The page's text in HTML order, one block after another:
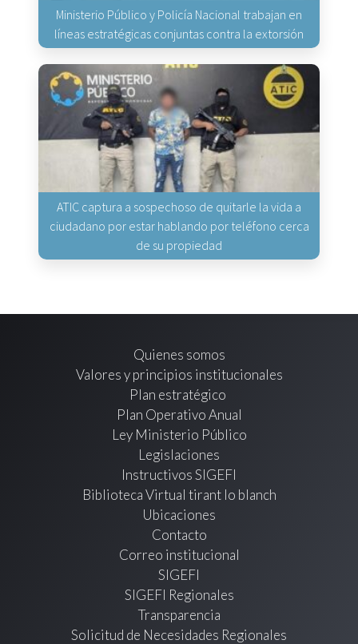
Ministerio Público y Policía Nacional trabajan en
líneas estratégicas conjuntas contra la extorsión
ATIC captura a sospechoso de quitarle la vida a
ciudadano por estar hablando por teléfono cerca
de su propiedad
Quienes somos
Valores y principios institucionales
Plan estratégico
Plan Operativo Anual
Ley Ministerio Público
Legislaciones
Instructivos SIGEFI
Biblioteca Virtual tirant lo blanch
Ubicaciones
Contacto
Correo institucional
SIGEFI
SIGEFI Regionales
Transparencia
Solicitud de Necesidades Regionales